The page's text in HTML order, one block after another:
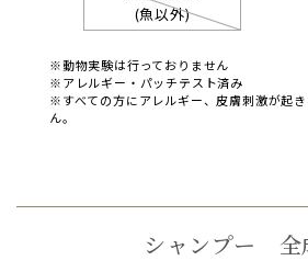
(魚以外)
※動物実験は行っておりません
※アレルギー・パッチテスト済み
※すべての方にアレルギー、皮膚刺激が起
ん。
シャンプー 全